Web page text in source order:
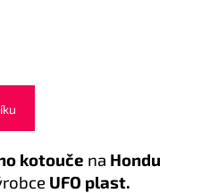
kotouče na Hondu
UFO plast.